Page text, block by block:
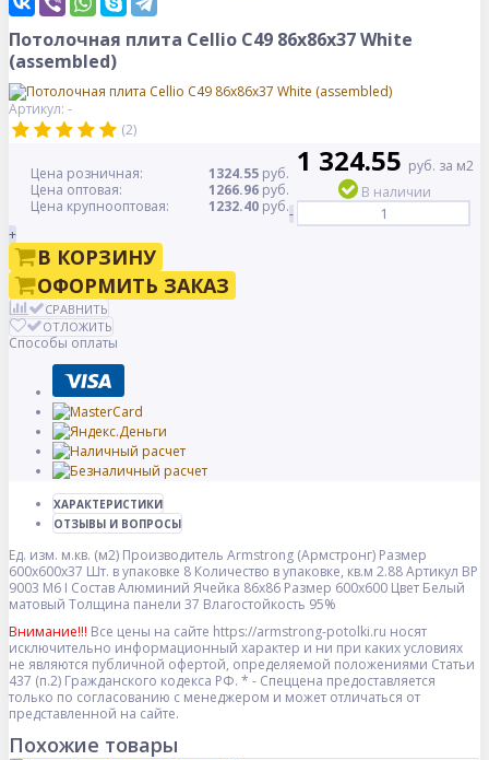
Потолочная плита Cellio C49 86x86x37 White
(assembled)
Артикул: -
(2)
Цена розничная: 1324.55 руб.
Цена оптовая:
1266.96 руб.
Цена крупнооптовая:
1232.40 руб.
1 324.55 руб. за м2
В наличии
-
+
В КОРЗИНУ
ОФОРМИТЬ ЗАКАЗ
СРАВНИТЬ
ОТЛОЖИТЬ
Способы оплаты
ХАРАКТЕРИСТИКИ
ОТЗЫВЫ И ВОПРОСЫ
Ед. изм. м.кв. (м2) Производитель Armstrong (Армстронг) Размер
600x600x37 Шт. в упаковке 8 Количество в упаковке, кв.м 2.88Артикул BP
9003 M6 I СоставАлюминий Ячейка 86x86 Размер 600x600 Цвет Белый
матовый Толщина панели 37 Влагостойкость 95%
Внимание!!! Все цены на сайте https://armstrong-potolki.ru носят
исключительно информационный характер и ни при каких условиях
не являются публичной офертой, определяемой положениями Статьи
437 (п.2) Гражданского кодекса РФ. * - Спеццена предоставляется
только по согласованию с менеджером и может отличаться от
представленной на сайте.
Похожие товары